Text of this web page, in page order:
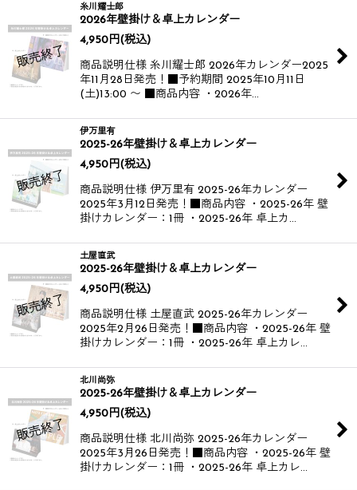
糸川耀士郎
2026年壁掛け＆卓上カレンダー
4,950 円(税込)
商品説明仕様 糸川耀士郎 2026年カレンダー​ 2025
年11月28日発売！​ ■予約期間 2025年10月11日
(土)13:00 〜 ■商品内容 ・2026年…
伊万里有
2025-26年壁掛け＆卓上カレンダー
4,950 円(税込)
商品説明仕様 伊万里有 2025-26年カレンダー​​
2025年3月12日発売！​ ​ ■商品内容 ・2025-26年 壁
掛けカレンダー：1冊 ・2025-26年 卓上カ…
土屋直武
2025-26年壁掛け＆卓上カレンダー
4,950 円(税込)
商品説明仕様 土屋直武 2025-26年カレンダー​
2025年2月26日発売！​​ ■商品内容 ・2025-26年 壁
掛けカレンダー：1冊 ・2025-26年 卓上カレ…
北川尚弥
2025-26年壁掛け＆卓上カレンダー
4,950 円(税込)
商品説明仕様 北川尚弥 2025-26年カレンダー​​
2025年3月26日発売！​ ■商品内容 ・2025-26年 壁
掛けカレンダー：1冊 ・2025-26年 卓上カレ…